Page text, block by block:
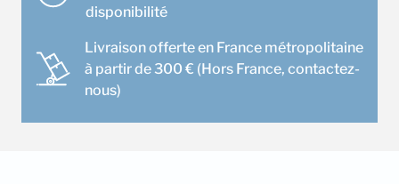
disponibilité
Livraison offerte en France métropolitaine
à partir de 300 € (Hors France, contactez-
nous)